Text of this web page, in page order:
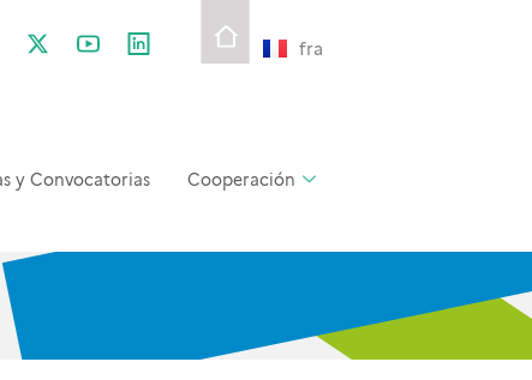
fra
y Convocatorias Cooperación